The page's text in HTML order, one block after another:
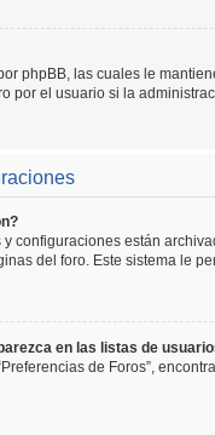
phpBB, las cuales le
por el usuario si la
configuraciones están
del foro. Este sistema le
en las listas de
de Foros”,